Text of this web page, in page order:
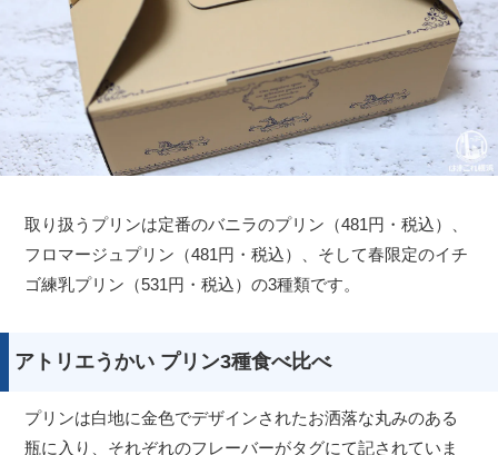
取り扱うプリンは定番のバニラのプリン（481円・税込）、
フロマージュプリン（481円・税込）、そして春限定のイチ
ゴ練乳プリン（531円・税込）の3種類です。
アトリエうかい プリン3種食べ比べ
プリンは白地に金色でデザインされたお洒落な丸みのある
瓶に入り、それぞれのフレーバーがタグにて記されていま